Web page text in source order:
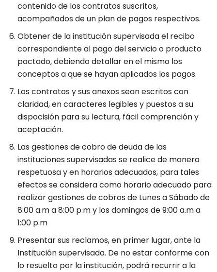
contenido de los contratos suscritos,
acompañados de un plan de pagos respectivos.
Obtener de la institución supervisada el recibo
correspondiente al pago del servicio o producto
pactado, debiendo detallar en el mismo los
conceptos a que se hayan aplicados los pagos.
Los contratos y sus anexos sean escritos con
claridad, en caracteres legibles y puestos a su
dispocisión para su lectura, fácil comprención y
aceptación.
Las gestiones de cobro de deuda de las
instituciones supervisadas se realice de manera
respetuosa y en horarios adecuados, para tales
efectos se considera como horario adecuado para
realizar gestiones de cobros de Lunes a Sábado de
8:00 a.m a 8:00 p.m y los domingos de 9:00 a.m a
1:00 p.m
Presentar sus reclamos, en primer lugar, ante la
Institución supervisada. De no estar conforme con
lo resuelto por la institución, podrá recurrir a la